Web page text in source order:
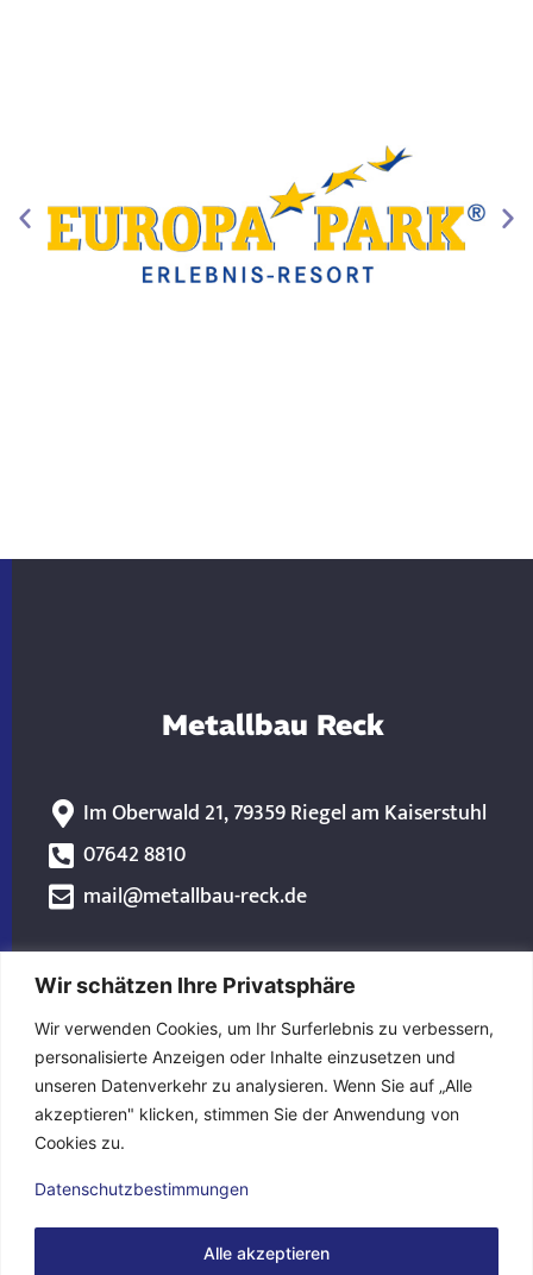
Wir schätzen Ihre Privatsphäre
Wir verwenden Cookies, um Ihr Surferlebnis zu verbessern,
personalisierte Anzeigen oder Inhalte einzusetzen und
unseren Datenverkehr zu analysieren. Wenn Sie auf „Alle
akzeptieren" klicken, stimmen Sie der Anwendung von
Cookies zu.
Datenschutzbestimmungen
Alle akzeptieren
Metallbau Reck
Im Oberwald 21, 79359 Riegel am Kaiserstuhl
07642 8810
mail@metallbau-reck.de
Unternehmen
Kontakt
Datenschutzerklärung